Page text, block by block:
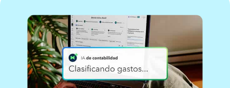
FACTURACIÓN
Ahorra tiempo con la facturación
inteligente
Envía facturas de aspecto profesional con tu